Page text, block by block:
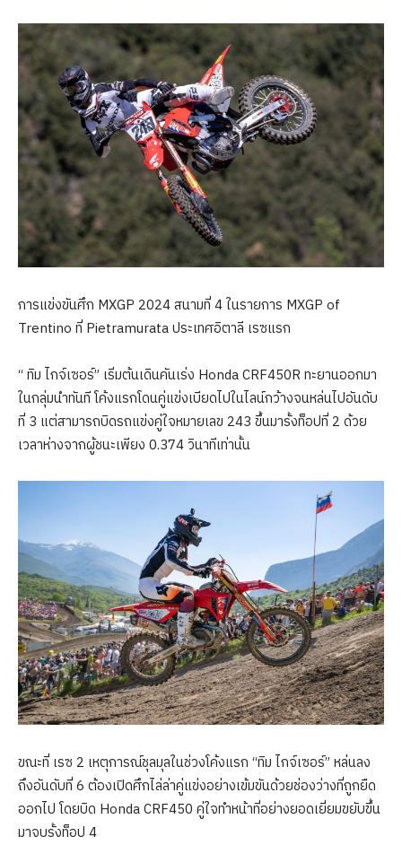
การแข่งขันศึก MXGP 2024 สนามที่ 4 ในรายการ MXGP of
Trentino ที่ Pietramurata ประเทศอิตาลี เรซแรก
“ ทิม ไกจ์เซอร์” เริ่มต้นเดินคันเร่ง Honda CRF450R ทะยานออกมา
ในกลุ่มนำทันที โค้งแรกโดนคู่แข่งเบียดไปในไลน์กว้างจนหล่นไปอันดับ
ที่ 3 แต่สามารถบิดรถแข่งคู่ใจหมายเลข 243 ขึ้นมารั้งท็อปที่ 2 ด้วย
เวลาห่างจากผู้ชนะเพียง 0.374 วินาทีเท่านั้น
ขณะที่ เรซ 2 เหตุการณ์ชุลมุลในช่วงโค้งแรก “ทิม ไกจ์เซอร์” หล่นลง
ถึงอันดับที่ 6 ต้องเปิดศึกไล่ล่าคู่แข่งอย่างเข้มขันด้วยช่องว่างที่ถูกยืด
ออกไป โดยบิด Honda CRF450 คู่ใจทำหน้าที่อย่างยอดเยี่ยมขยับขึ้น
มาจบรั้งท็อป 4